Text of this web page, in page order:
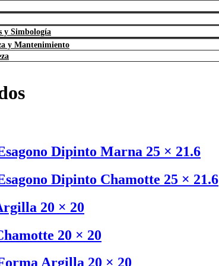
y Simbología
y Mantenimiento
Dipinto Marna 25 × 21.6
Dipinto Chamotte 25 × 21.6
20 × 20
20 × 20
Argilla 20 × 20